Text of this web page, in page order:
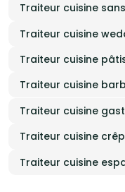
Traiteur cuisine
Traiteur cuisine
Traiteur cuisine
Traiteur cuisine
Traiteur cuisine
Traiteur cuisine
Traiteur cuisine